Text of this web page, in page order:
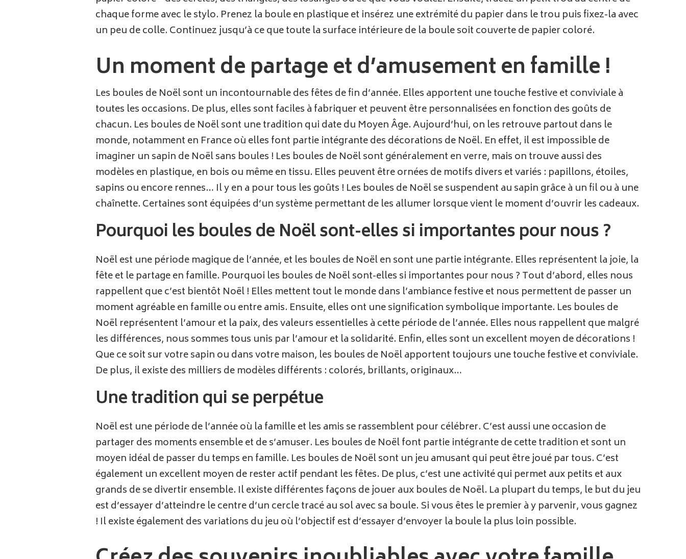
chaque forme avec le stylo. Prenez la boule en plastique et insérez une extrémité du papier dans le trou puis fixez-la avec
un peu de colle. Continuez jusqu’à ce que toute la surface intérieure de la boule soit couverte de papier coloré.
Un moment de partage et d’amusement en famille !
Les boules de Noël sont un incontournable des fêtes de fin d’année. Elles apportent une touche festive et conviviale à
toutes les occasions. De plus, elles sont faciles à fabriquer et peuvent être personnalisées en fonction des goûts de
chacun. Les boules de Noël sont une tradition qui date du Moyen Âge. Aujourd’hui, on les retrouve partout dans le
monde, notamment en France où elles font partie intégrante des décorations de Noël. En effet, il est impossible de
imaginer un sapin de Noël sans boules ! Les boules de Noël sont généralement en verre, mais on trouve aussi des
modèles en plastique, en bois ou même en tissu. Elles peuvent être ornées de motifs divers et variés : papillons, étoiles,
sapins ou encore rennes… Il y en a pour tous les goûts ! Les boules de Noël se suspendent au sapin grâce à un fil ou à une
chaînette. Certaines sont équipées d’un système permettant de les allumer lorsque vient le moment d’ouvrir les cadeaux.
Pourquoi les boules de Noël sont-elles si importantes pour nous ?
Noël est une période magique de l’année, et les boules de Noël en sont une partie intégrante. Elles représentent la joie, la
fête et le partage en famille. Pourquoi les boules de Noël sont-elles si importantes pour nous ? Tout d’abord, elles nous
rappellent que c’est bientôt Noël ! Elles mettent tout le monde dans l’ambiance festive et nous permettent de passer un
moment agréable en famille ou entre amis. Ensuite, elles ont une signification symbolique importante. Les boules de
Noël représentent l’amour et la paix, des valeurs essentielles à cette période de l’année. Elles nous rappellent que malgré
les différences, nous sommes tous unis par l’amour et la solidarité. Enfin, elles sont un excellent moyen de décorations !
Que ce soit sur votre sapin ou dans votre maison, les boules de Noël apportent toujours une touche festive et conviviale.
De plus, il existe des milliers de modèles différents : colorés, brillants, originaux…
Une tradition qui se perpétue
Noël est une période de l’année où la famille et les amis se rassemblent pour célébrer. C’est aussi une occasion de
partager des moments ensemble et de s’amuser. Les boules de Noël font partie intégrante de cette tradition et sont un
moyen idéal de passer du temps en famille. Les boules de Noël sont un jeu amusant qui peut être joué par tous. C’est
également un excellent moyen de rester actif pendant les fêtes. De plus, c’est une activité qui permet aux petits et aux
grands de se divertir ensemble. Il existe différentes façons de jouer aux boules de Noël. La plupart du temps, le but du jeu
est d’essayer d’atteindre le centre d’un cercle tracé au sol avec sa boule. Si vous êtes le premier à y parvenir, vous gagnez
! Il existe également des variations du jeu où l’objectif est d’essayer d’envoyer la boule la plus loin possible.